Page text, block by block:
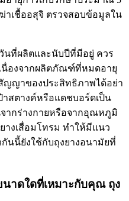
เชื้ออสุจิ ตรวจสอบข้อมูลใน
นที่ผลิตและนับปีที่มีอยู่ ควร
นื่องจากผลิตภัณฑ์ที่หมดอายุ
ญญาของประสิทธิภาพได้อย่า
าสตางค์หรือแดชบอร์ดเป็น
จากร่างกายหรือจากอุณหภูมิ
างเสื่อมโทรม ทำให้มีแนว
นนี้ยังใช้กับถุงยางอนามัยที่
าดใดที่เหมาะกับคุณ ถุง